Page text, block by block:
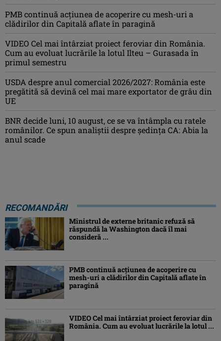
PMB continuă acțiunea de acoperire cu mesh-uri a
clădirilor din Capitală aflate în paragină
VIDEO Cel mai întârziat proiect feroviar din România.
Cum au evoluat lucrările la lotul Ilteu – Gurasada în
primul semestru
USDA despre anul comercial 2026/2027: România este
pregătită să devină cel mai mare exportator de grâu din
UE
BNR decide luni, 10 august, ce se va întâmpla cu ratele
românilor. Ce spun analiștii despre ședința CA: Abia la
anul scade
RECOMANDĂRI
Ministrul de externe britanic refuză să
răspundă la Washington dacă îl mai
consideră ...
PMB continuă acțiunea de acoperire cu
mesh-uri a clădirilor din Capitală aflate în
paragină
VIDEO Cel mai întârziat proiect feroviar din
România. Cum au evoluat lucrările la lotul ...